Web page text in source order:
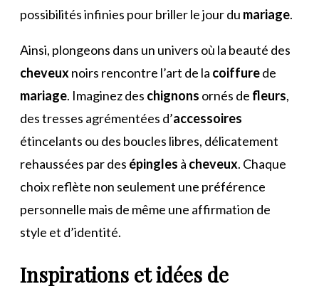
possibilités infinies pour briller le jour du mariage.
Ainsi, plongeons dans un univers où la beauté des
cheveuxnoirs rencontre l’art de la coiffurede
mariage. Imaginez des chignons ornés de fleurs,
des tresses agrémentées d’accessoires
étincelants ou des boucles libres, délicatement
rehaussées par des épingles à cheveux. Chaque
choix reflète non seulement une préférence
personnelle mais de même une affirmation de
style et d’identité.
Inspirations et idées de